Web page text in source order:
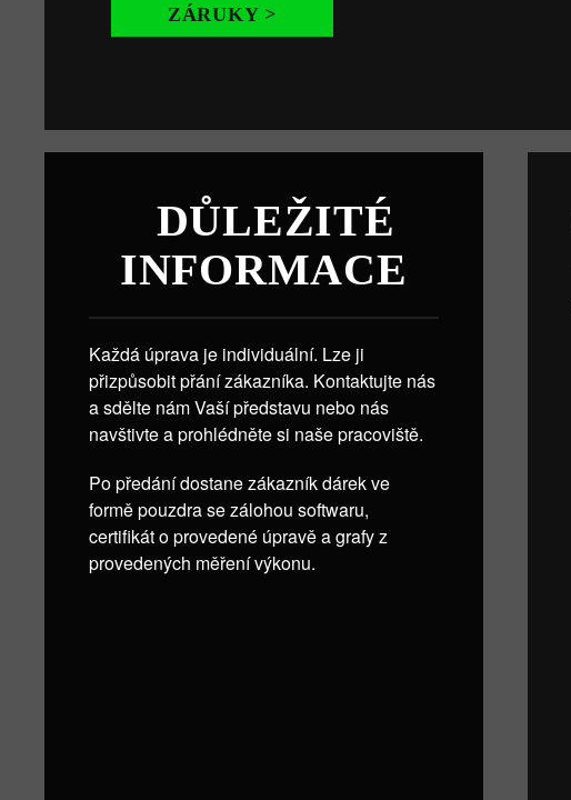
ZÁRUKY >
DŮLEŽITÉ
INFORMACE
Každá úprava je individuální. Lze ji
přizpůsobit přání zákazníka. Kontaktujte nás
a sdělte nám Vaší představu nebo nás
navštivte a prohlédněte si naše pracoviště.
Po předání dostane zákazník dárek ve
formě pouzdra se zálohou softwaru,
certifikát o provedené úpravě a grafy z
provedených měření výkonu.